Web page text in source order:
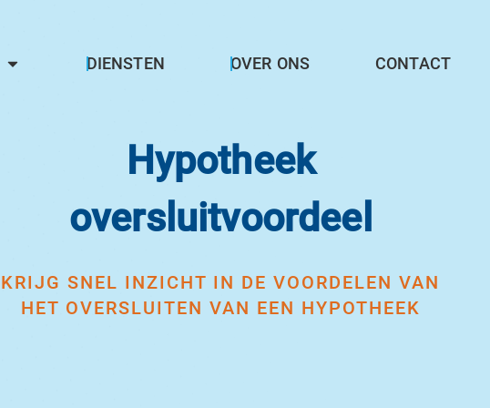
DIENSTEN OVER ONS CONTACT
Hypotheek
oversluitvoordeel
KRIJG SNEL INZICHT IN DE VOORDELEN VAN
HET OVERSLUITEN VAN EEN HYPOTHEEK